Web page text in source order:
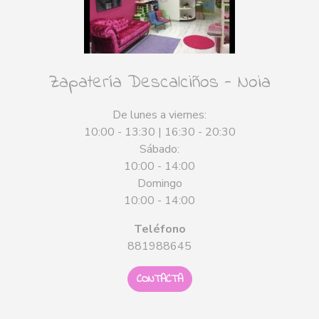
Zapatería Descalciños - Noia
De lunes a viernes:
10:00 - 13:30 | 16:30 - 20:30
Sábado:
10:00 - 14:00
Domingo
10:00 - 14:00
Teléfono
881988645
CONTACTA